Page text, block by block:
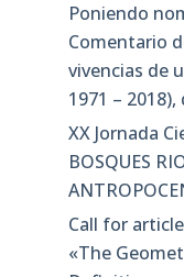
Poniendo
Comentario
vivencias de
1971 –
XX Jornada
BOSQUES
Call for
«The